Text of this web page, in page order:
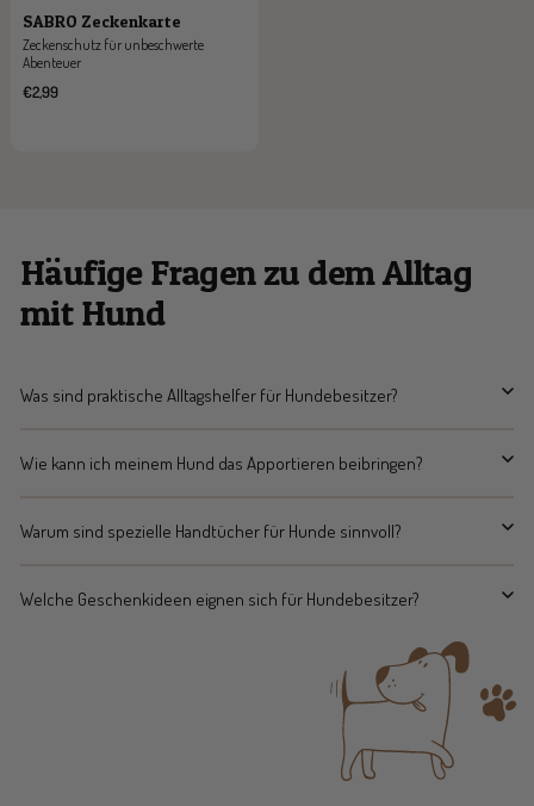
SABRO Zeckenkarte
Zeckenschutz für unbeschwerte
Abenteuer
Angebotspreis
€2,99
Häufige Fragen zu dem Alltag
mit Hund
Was sind praktische Alltagshelfer für Hundebesitzer?
Wie kann ich meinem Hund das Apportieren beibringen?
Warum sind spezielle Handtücher für Hunde sinnvoll?
Welche Geschenkideen eignen sich für Hundebesitzer?